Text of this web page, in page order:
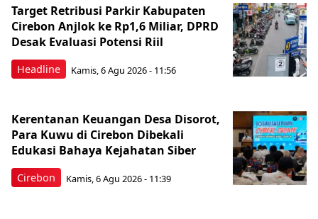
Headline
Target Retribusi Parkir Kabupaten
Cirebon Anjlok ke Rp1,6 Miliar, DPRD
Desak Evaluasi Potensi Riil
Kamis, 6 Agu 2026 - 11:56
Cirebon
Kerentanan Keuangan Desa Disorot,
Para Kuwu di Cirebon Dibekali
Edukasi Bahaya Kejahatan Siber
Kamis, 6 Agu 2026 - 11:39